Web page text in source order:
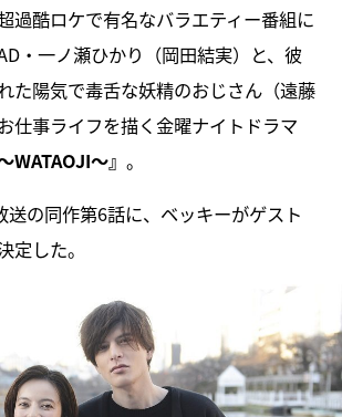
過酷ロケで有名なバラエティー番組に
・一ノ瀬ひかり（岡田結実）と、彼
た陽気で毒舌な妖精のおじさん（遠藤
仕事ライフを描く金曜ナイトドラマ
WATAOJI～』 。
送の同作第6話に、ベッキーがゲスト
定した。